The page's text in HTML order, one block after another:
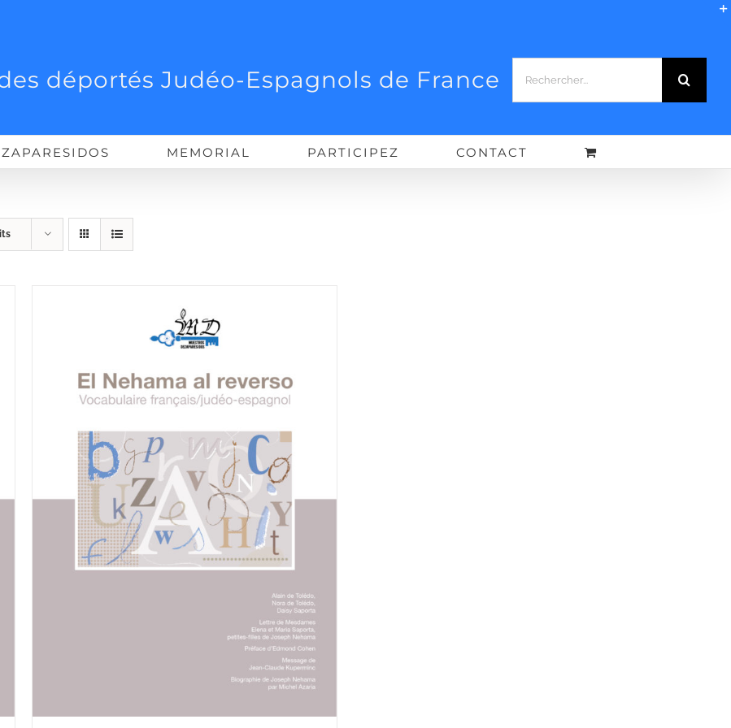
déportés Judéo-Espagnols de France
MEMORIAL PARTICIPEZ CONTACT